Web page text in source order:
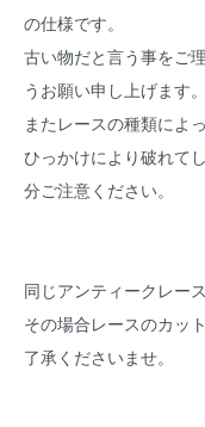
の仕様です。
古い物だと言う事をご
うお願い申し上げます。
またレースの種類によ
ひっかけにより破れて
分ご注意ください。
同じアンティークレー
その場合レースのカッ
了承くださいませ。